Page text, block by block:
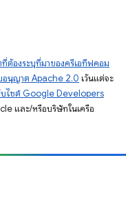
ต้องระบุที่มาของครีเอทีฟคอม
อนุญาต Apache 2.0 เว้นแต่จะ
บไซต์ Google Developers
และ/หรือบริษัทในเครือ